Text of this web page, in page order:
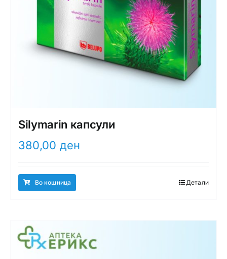
Silymarin капсули
380,00 ден
Во кошница Детали